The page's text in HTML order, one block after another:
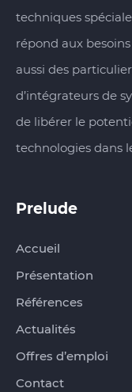
techniques
répond aux
aussi des
d’intégrateurs de
de libérer le
technologies dans
Prelude
Accueil
Présentation
Références
Actualités
Offres d’emploi
Contact